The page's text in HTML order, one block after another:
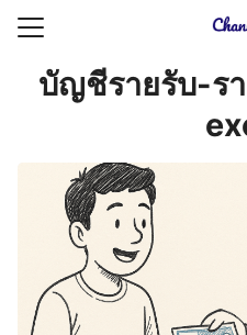
Skip
content
ญชี (Accounting service)
ญชี (Accounting
Search
for:บัญชีรายรับ-ร